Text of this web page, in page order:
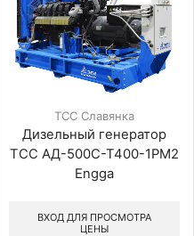
ТСС Славянка
Дизельный генератор
ТСС АД-500С-Т400-1РМ2
Engga
ВХОД ДЛЯ ПРОСМОТРА
ЦЕНЫ